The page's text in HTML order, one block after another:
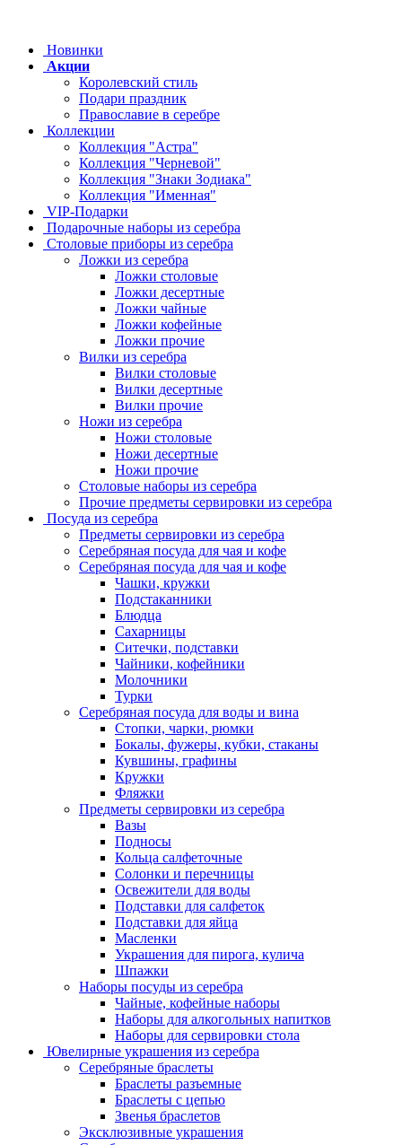
Новинки
Акции
Королевский стиль
Подари праздник
Православие в серебре
Коллекции
Коллекция "Астра"
Коллекция "Черневой"
Коллекция "Знаки Зодиака"
Коллекция "Именная"
VIP-Подарки
Подарочные наборы из серебра
Столовые приборы из серебра
Ложки из серебра
Ложки столовые
Ложки десертные
Ложки чайные
Ложки кофейные
Ложки прочие
Вилки из серебра
Вилки столовые
Вилки десертные
Вилки прочие
Ножи из серебра
Ножи столовые
Ножи десертные
Ножи прочие
Столовые наборы из серебра
Прочие предметы сервировки из серебра
Посуда из серебра
Предметы сервировки из серебра
Серебряная посуда для чая и кофе
Серебряная посуда для чая и кофе
Чашки, кружки
Подстаканники
Блюдца
Сахарницы
Ситечки, подставки
Чайники, кофейники
Молочники
Турки
Серебряная посуда для воды и вина
Стопки, чарки, рюмки
Бокалы, фужеры, кубки, стаканы
Кувшины, графины
Кружки
Фляжки
Предметы сервировки из серебра
Вазы
Подносы
Кольца салфеточные
Солонки и перечницы
Освежители для воды
Подставки для салфеток
Подставки для яйца
Масленки
Украшения для пирога, кулича
Шпажки
Наборы посуды из серебра
Чайные, кофейные наборы
Наборы для алкогольных напитков
Наборы для сервировки стола
Ювелирные украшения из серебра
Серебряные браслеты
Браслеты разъемные
Браслеты с цепью
Звенья браслетов
Эксклюзивные украшения